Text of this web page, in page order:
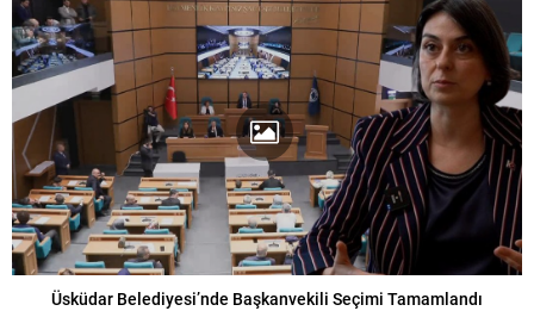
Üsküdar Belediyesi’nde Başkanvekili Seçimi Tamamlandı